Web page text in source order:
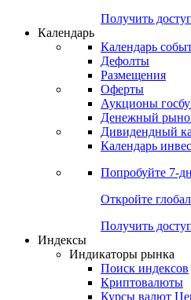
Попробуйте7-
Откройте
Получить доступ
Календарь
Календарь
Дефолты
Размещения
Оферты
Денежный
Календарь
Попробуйте7-
Откройте
Получить доступ